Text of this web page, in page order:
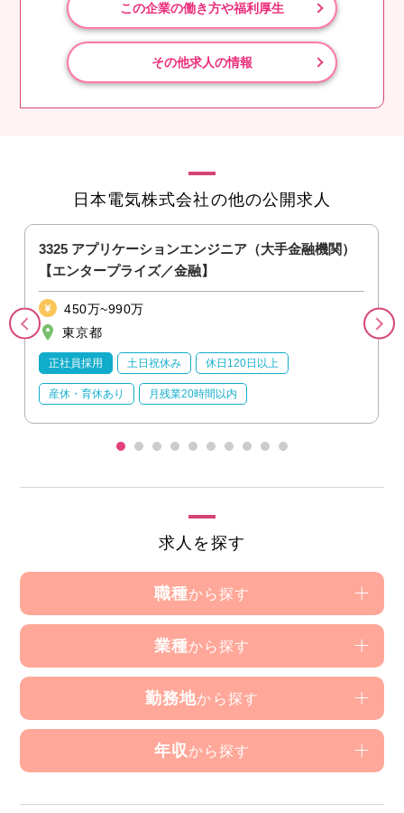
この企業の働き方や福利厚生
その他求人の情報
日本電気株式会社の他の公開求人
3325 アプリケーションエンジニア（大手金融機関）
【エンタープライズ／金融】
450万~990万
東京都
正社員採用 土日祝休み 休日120日以上
産休・育休あり 月残業20時間以内
求人を探す
職種から探す
業種から探す
勤務地から探す
年収 から探す